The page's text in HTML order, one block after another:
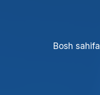
Bosh sahifa